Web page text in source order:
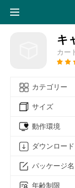
キ
カー
カテゴリー
サイズ
動作環境
ダウンロード
パッケージ名
年齢制限